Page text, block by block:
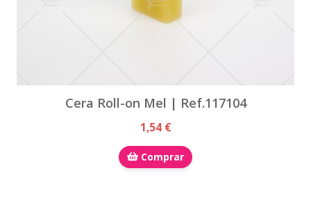
Cera Roll-on Mel | Ref.117104
1,54 €
Comprar